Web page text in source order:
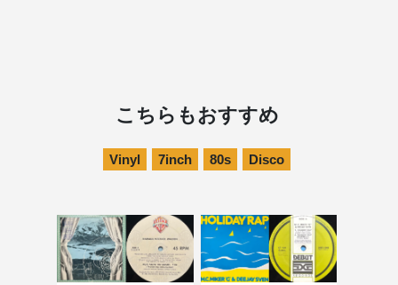
こちらもおすすめ
Vinyl 7inch 80s Disco